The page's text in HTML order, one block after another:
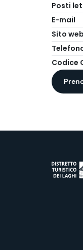
Posti
E-mail
Sito web
Codice